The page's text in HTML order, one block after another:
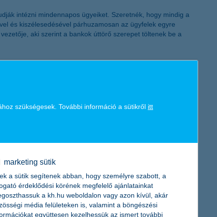
intézni mindennapos ügyeiket. Szeretnék, hogy mindig a
és kiszélesedésével párhuzamosan az ügyfelek egyre
aki szerint a bankok úttörő szerepet töltenek be a
szükségesek. További információ a sütikről itt
marketing sütik
a sütik segítenek abban, hogy személyre szabott, a
érdeklődési körének megfelelő ajánlatainkat
a kh.hu weboldalon vagy azon kívül, akár
média felületeken is, valamint a böngészési
együttesen kezelhessük az ismert további